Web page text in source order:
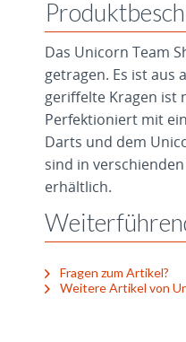
Das Unicorn Team
getragen. Es ist aus
geriffelte Kragen ist
Perfektioniert mit
Darts und dem
sind in
erhältlich.
Fragen zum Artikel?
Weitere Artikel von